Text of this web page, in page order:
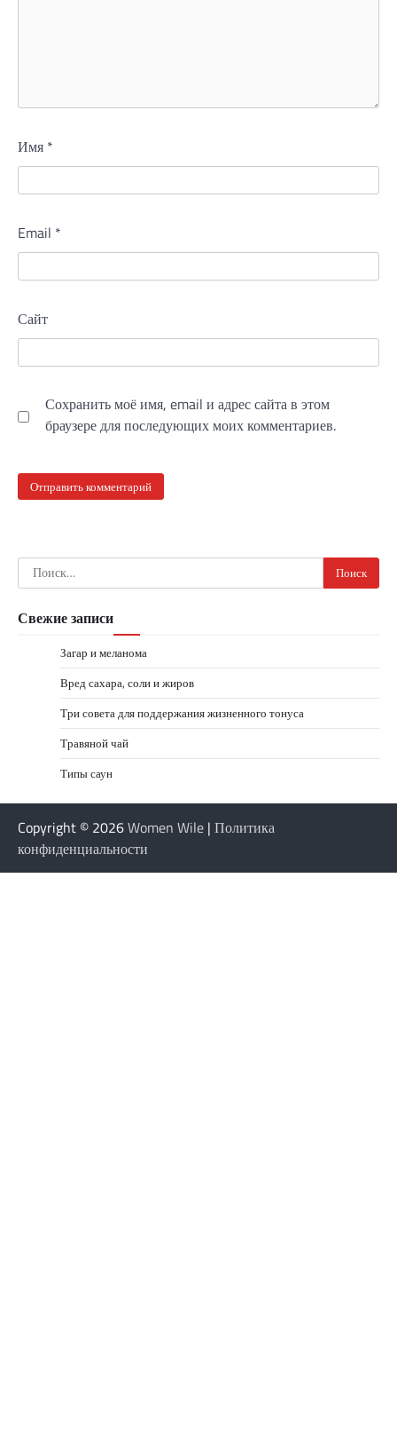
Имя *
Email *
Сайт
Сохранить моё имя, email и адрес сайта в этом
браузере для последующих моих комментариев.
Найти:
Свежие записи
Загар и меланома
Вред сахара, соли и жиров
Три совета для поддержания жизненного тонуса
Травяной чай
Типы саун
Copyright © 2026Women Wile | Политика
конфиденциальности